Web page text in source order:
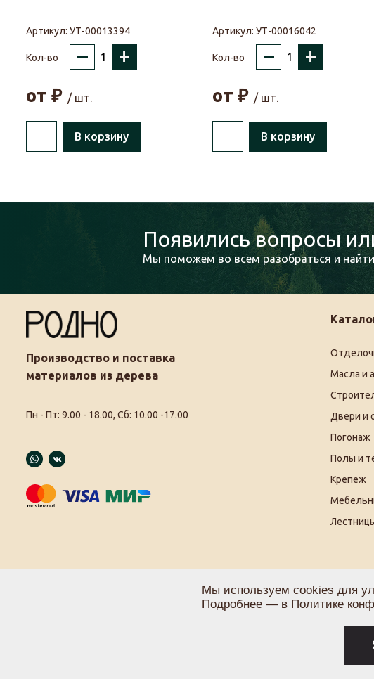
Артикул: УТ-00013394
Кол-во – +
от ₽ / шт.
В корзину
Артикул: УТ-00016042
Кол-во – +
от ₽ / шт.
В корзину
Появились вопросы
Мы поможем во всем разобраться и
Производство и поставка
материалов из дерева
Пн - Пт: 9.00 - 18.00, Сб: 10.00 -17.00
Масла и
Двери и
Погонаж
Полы и
Крепеж
Мы используем cookies для
Подробнее — в Политике